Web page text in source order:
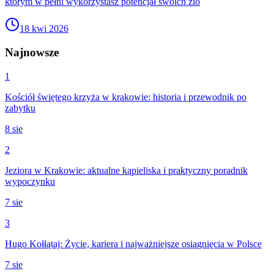
18 kwi 2026
Najnowsze
1
Kościół świętego krzyża w krakowie: historia i przewodnik po
zabytku
8 sie
2
Jeziora w Krakowie: aktualne kąpieliska i praktyczny poradnik
wypoczynku
7 sie
3
Hugo Kołłątaj: Życie, kariera i najważniejsze osiągnięcia w Polsce
7 sie